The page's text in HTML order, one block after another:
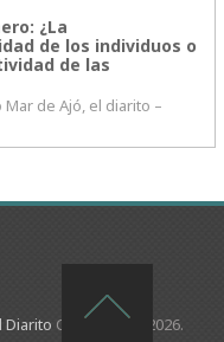
¿La
de los individuos o
de las
de Ajó, el diarito –
Diarito Copyright © 2026.